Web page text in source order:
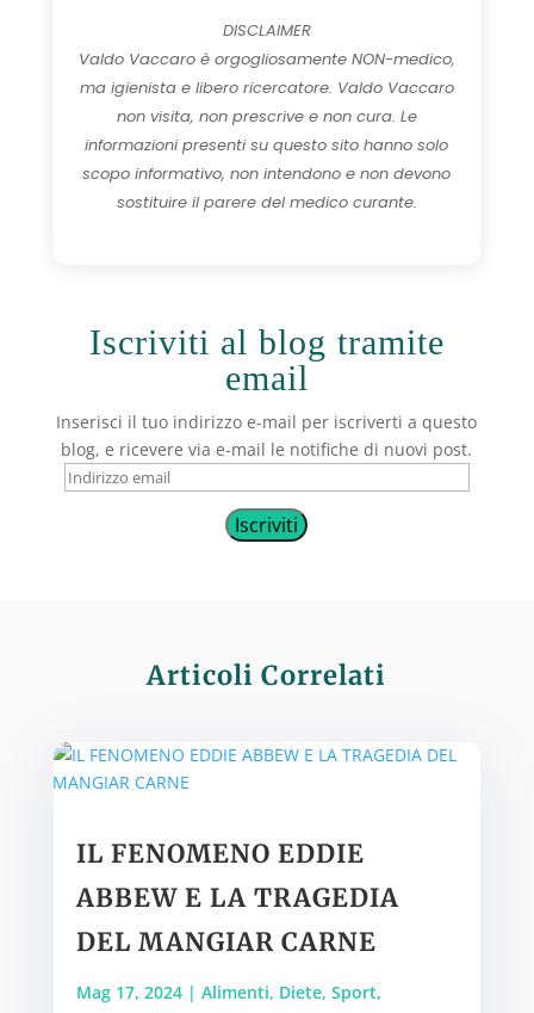
DISCLAIMER
Valdo Vaccaro è orgogliosamente NON-medico,
ma igienista e libero ricercatore. Valdo Vaccaro
non visita, non prescrive e non cura. Le
informazioni presenti su questo sito hanno solo
scopo informativo, non intendono e non devono
sostituire il parere del medico curante.
Iscriviti al blog tramite
email
Inserisci il tuo indirizzo e-mail per iscriverti a questo
blog, e ricevere via e-mail le notifiche di nuovi post.
Indirizzo
Iscriviti
Articoli Correlati
IL FENOMENO EDDIE
ABBEW E LA TRAGEDIA
DEL MANGIAR CARNE
Mag 17, 2024| Alimenti, Diete, Sport,